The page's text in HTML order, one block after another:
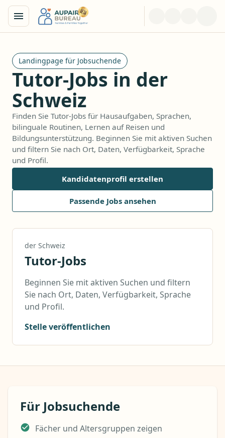
Landingpage für Jobsuchende
Tutor-Jobs in der
Schweiz
Finden Sie Tutor-Jobs für Hausaufgaben, Sprachen,
bilinguale Routinen, Lernen auf Reisen und
Bildungsunterstützung. Beginnen Sie mit aktiven Suchen
und filtern Sie nach Ort, Daten, Verfügbarkeit, Sprache
und Profil.
Kandidatenprofil erstellen
Passende Jobs ansehen
der Schweiz
Tutor-Jobs
Beginnen Sie mit aktiven Suchen und filtern
Sie nach Ort, Daten, Verfügbarkeit, Sprache
und Profil.
Stelle veröffentlichen
Für Jobsuchende
Fächer und Altersgruppen zeigen